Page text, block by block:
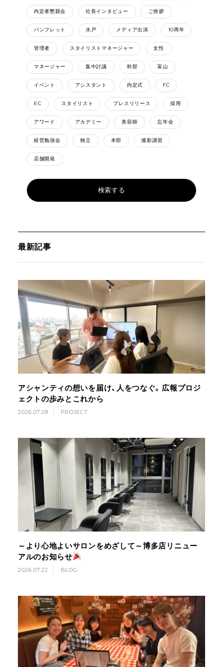
内定者懇親会 社長インタビュー ご挨拶
バンフレット 水戸 メディア出演 10周年
管理者 スタイリストマネージャー 女性
マネージャー 集中討議 幹部 富山
イベント アシスタント 内定式 FC
EC スタイリスト プレスリリース 採用
アワード アカデミー 美容師 忘年会
経営勉強会 独立 本部 撮影講習
店舗開発
最新記事
アシャンティの想いを届け、人をつなぐ。広報プロジ
ェクトの歩みとこれから
2026.07.28 PROJECT
～より心地よいサロンをめざして～博多店リニュー
アルのお知らせ
2026.07.22 BLOG